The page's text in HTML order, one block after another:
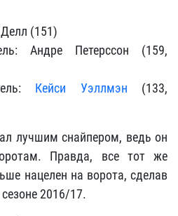
(151)
Андре Петерссон (159,
Кейси Уэллмэн (133,
лучшим снайпером, ведь он
Правда, все тот же
нацелен на ворота, сделав
2016/17.